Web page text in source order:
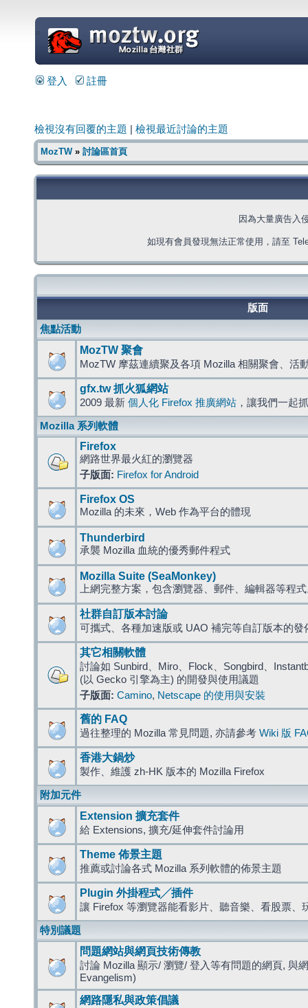
=
登入 註冊
檢視沒有回覆的主題 檢視最近討論的主題
MozTW» 討論區首頁
因為大量廣告入
如現有會員發現無法正常使用，請至
版面
焦點活動
MozTW 聚會
MozTW 摩茲連續聚及各項 Mozilla 相關聚會、活
gfx.tw 抓火狐網站
2009 最新 個人化 Firefox 推廣網站 ，讓我們一起
Mozilla 系列軟體
Firefox
網路世界最火紅的瀏覽器
子版面: Firefox for Android
Firefox OS
Mozilla 的未來，Web 作為平台的體現
Thunderbird
承襲 Mozilla 血統的優秀郵件程式
Mozilla Suite (SeaMonkey)
上網完整方案，包含瀏覽器、郵件、編輯器等程
社群自訂版本討論
可攜式、各種加速版或 UAO 補完等自訂版本的發
其它相關軟體
討論如 Sunbird、Miro、Flock、Songbird、
(以 Gecko 引擎為主) 的開發與使用議題
子版面: Camino, Netscape 的使用與安裝
舊的 FAQ
過往整理的 Mozilla 常見問題, 亦請參考 Wiki 版
香港大鍋炒
製作、維護 zh-HK 版本的 Mozilla Firefox
附加元件
Extension 擴充套件
給 Extensions, 擴充/延伸套件討論用
Theme 佈景主題
推薦或討論各式 Mozilla 系列軟體的佈景主題
Plugin 外掛程式╱插件
讓 Firefox 等瀏覽器能看影片、聽音樂、看股票、
特別議題
問題網站與網頁技術傳教
討論 Mozilla 顯示/ 瀏覽/ 登入等有問題的網頁, 與
Evangelism)
網路隱私與政策倡議